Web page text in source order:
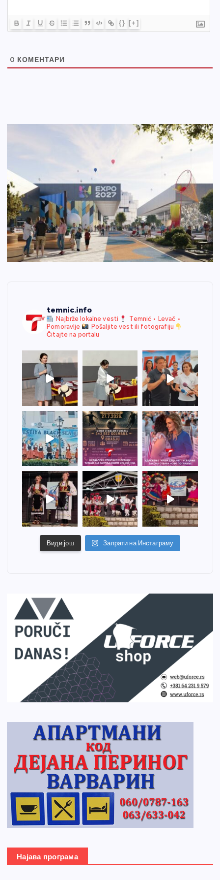
{} [+]
0 КОМЕНТАРИ
temnic.info
Najbrže lokalne vesti
Temnić • Levač •
Pomoravlje
Pošaljite vest ili fotografiju
Čitajte na portalu
Види још Запрати на Инстаграму
Најава програма